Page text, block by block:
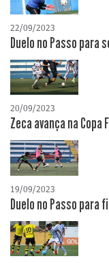
22/09/2023
Duelo no Passo para
20/09/2023
Zeca avança na
19/09/2023
Duelo no Passo para